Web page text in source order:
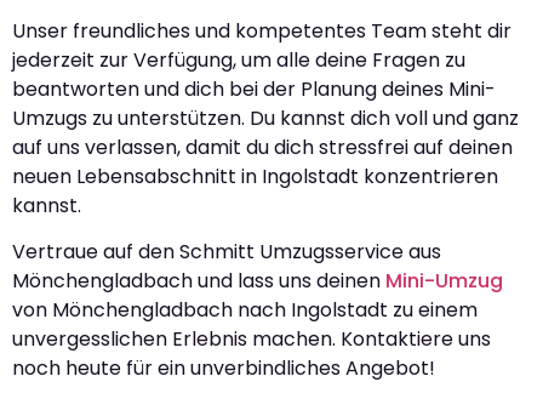
Unser freundliches und kompetentes Team steht dir
jederzeit zur Verfügung, um alle deine Fragen zu
beantworten und dich bei der Planung deines Mini-
Umzugs zu unterstützen. Du kannst dich voll und ganz
auf uns verlassen, damit du dich stressfrei auf deinen
neuen Lebensabschnitt in Ingolstadt konzentrieren
kannst.
Vertraue auf den Schmitt Umzugsservice aus
Mönchengladbach und lass uns deinen Mini-Umzug
von Mönchengladbach nach Ingolstadt zu einem
unvergesslichen Erlebnis machen. Kontaktiere uns
noch heute für ein unverbindliches Angebot!